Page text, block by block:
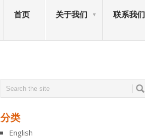
首页 关于我们 联系我们
分类
English